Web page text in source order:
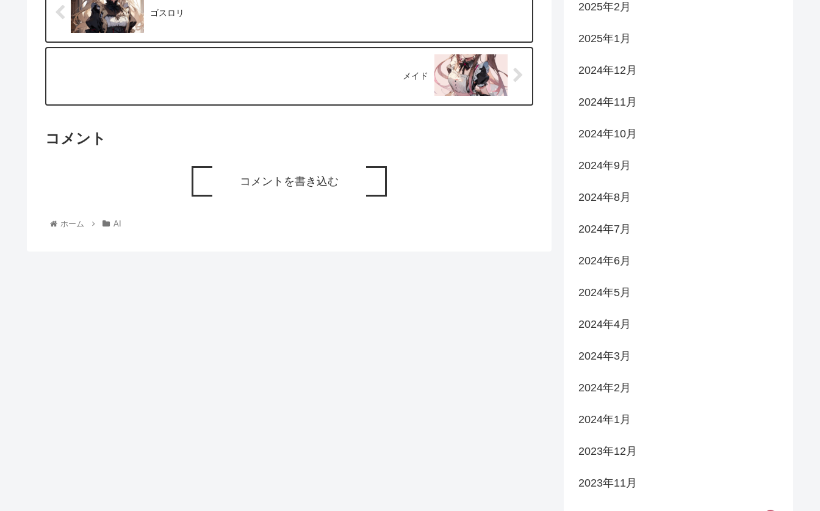
ゴスロリ
メイド
コメント
コメントを書き込む
ホーム AI
2025年2月
2025年1月
2024年12月
2024年11月
2024年10月
2024年9月
2024年8月
2024年7月
2024年6月
2024年5月
2024年4月
2024年3月
2024年2月
2024年1月
2023年12月
2023年11月